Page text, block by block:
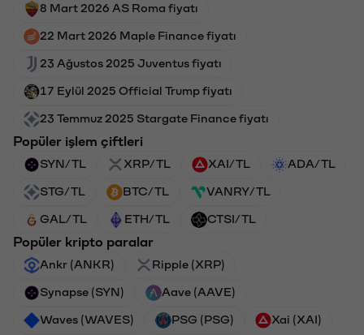
8 Mart 2026 AS Roma fiyatı
22 Mart 2026 Maple Finance fiyatı
23 Ağustos 2025 Juventus fiyatı
17 Eylül 2025 Official Trump fiyatı
23 Temmuz 2025 Stargate Finance fiyatı
Popüler işlem çiftleri
SYN/TL XRP/TL XAI/TL ADA/TL
STG/TL BTC/TL VANRY/TL
GAL/TL ETH/TL CTSI/TL
Popüler kripto paralar
Ankr (ANKR) Ripple (XRP)
Synapse (SYN) Aave (AAVE)
Waves (WAVES) PSG (PSG) Xai (XAI)